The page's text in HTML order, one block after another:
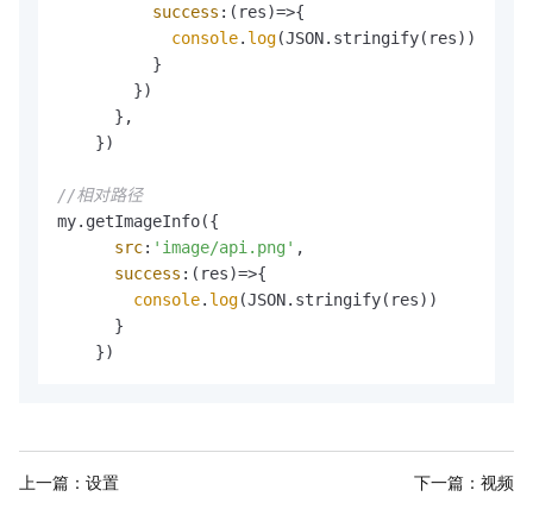
success : ( res)=>{
console. log(JSON.stringify(res))
          }
        })
      },
    })
//相对路径
my.getImageInfo({
src: 'image/api.png' ,
success : ( res)=>{
console. log(JSON.stringify(res))
      }
    })
上一篇： 设置 下一篇： 视频